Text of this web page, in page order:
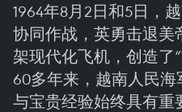
1964年8月2日和5日，
协同作战，英勇击退美
架现代化飞机，创造了
60多年来，越南人民
与宝贵经验始终具有重